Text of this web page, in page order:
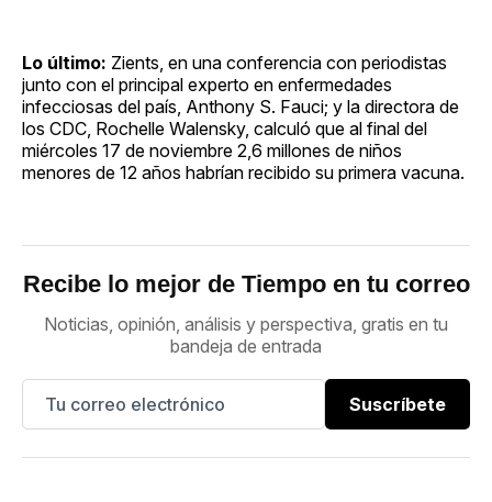
Lo último: Zients, en una conferencia con periodistas
junto con el principal experto en enfermedades
infecciosas del país, Anthony S. Fauci; y la directora de
los CDC, Rochelle Walensky, calculó que al final del
miércoles 17 de noviembre 2,6 millones de niños
menores de 12 años habrían recibido su primera vacuna.
Recibe lo mejor de Tiempo en tu correo
Noticias, opinión, análisis y perspectiva, gratis en tu
bandeja de entrada
Suscríbete